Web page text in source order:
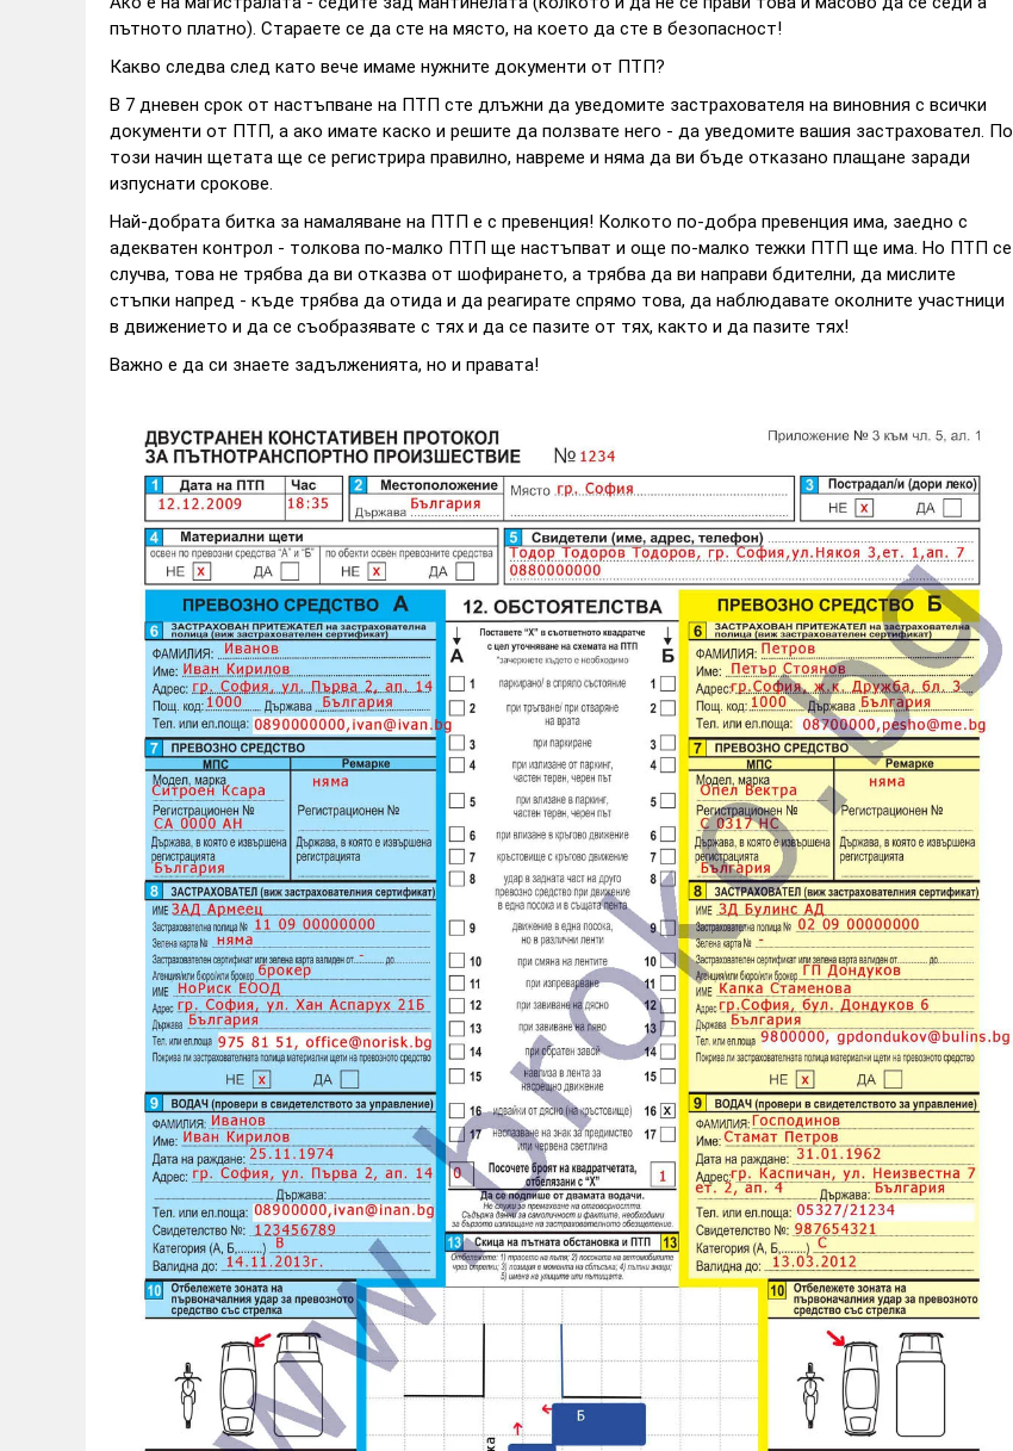
пътното платно). Стараете се да сте на място, на което да сте в безопасност!
Какво следва след като вече имаме нужните документи от ПТП?
В 7 дневен срок от настъпване на ПТП сте длъжни да уведомите застрахователя на виновния с всички
документи от ПТП, а ако имате каско и решите да ползвате него - да уведомите вашия застраховател. По
този начин щетата ще се регистрира правилно, навреме и няма да ви бъде отказано плащане заради
изпуснати срокове.
Най-добрата битка за намаляване на ПТП е с превенция! Колкото по-добра превенция има, заедно с
адекватен контрол - толкова по-малко ПТП ще настъпват и още по-малко тежки ПТП ще има. Но ПТП се
случва, това не трябва да ви отказва от шофирането, а трябва да ви направи бдителни, да мислите
стъпки напред - къде трябва да отида и да реагирате спрямо това, да наблюдавате околните участници
в движението и да се съобразявате с тях и да се пазите от тях, както и да пазите тях!
Важно е да си знаете задълженията, но и правата!